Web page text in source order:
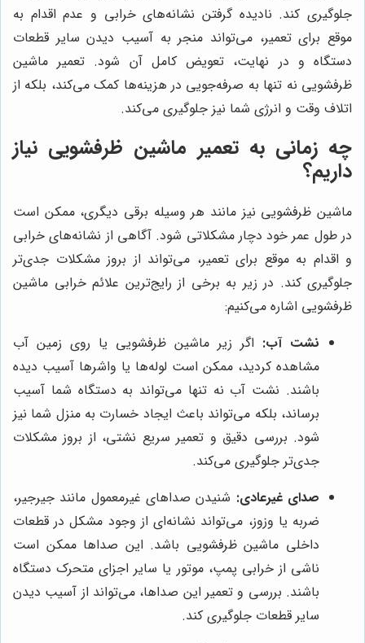
جلوگیری کند. نادیده گرفتن نشانه‌های خرابی و عدم اقدام به
موقع برای تعمیر، می‌تواند منجر به آسیب دیدن سایر قطعات
دستگاه و در نهایت، تعویض کامل آن شود. تعمیر ماشین
ظرفشویی نه تنها به صرفه‌جویی در هزینه‌ها کمک می‌کند، بلکه از
اتلاف وقت و انرژی شما نیز جلوگیری می‌کند.
چه زمانی به تعمیر ماشین ظرفشویی نیاز
داریم؟
ماشین ظرفشویی نیز مانند هر وسیله برقی دیگری، ممکن است
در طول عمر خود دچار مشکلاتی شود. آگاهی از نشانه‌های خرابی
و اقدام به موقع برای تعمیر، می‌تواند از بروز مشکلات جدی‌تر
جلوگیری کند. در زیر به برخی از رایج‌ترین علائم خرابی ماشین
ظرفشویی اشاره می‌کنیم:
نشت آب: اگر زیر ماشین ظرفشویی یا روی زمین آب
مشاهده کردید، ممکن است لوله‌ها یا واشرها آسیب دیده
باشند. نشت آب نه تنها می‌تواند به دستگاه شما آسیب
برساند، بلکه می‌تواند باعث ایجاد خسارت به منزل شما نیز
شود. بررسی دقیق و تعمیر سریع نشتی، از بروز مشکلات
جدی‌تر جلوگیری می‌کند.
صدای غیرعادی: شنیدن صداهای غیرمعمول مانند جیرجیر،
ضربه یا وزوز، می‌تواند نشانه‌ای از وجود مشکل در قطعات
داخلی ماشین ظرفشویی باشد. این صداها ممکن است
ناشی از خرابی پمپ، موتور یا سایر اجزای متحرک دستگاه
باشند. بررسی و تعمیر این صداها، می‌تواند از آسیب دیدن
سایر قطعات جلوگیری کند.